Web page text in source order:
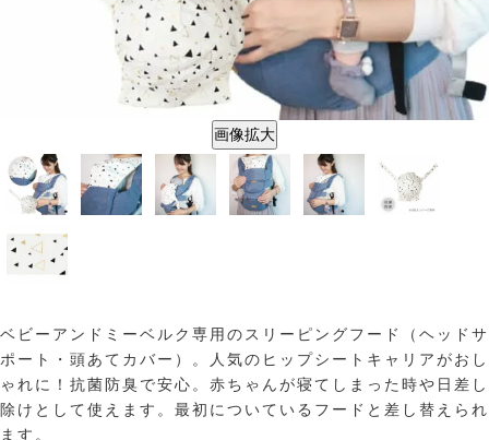
画像拡大
ベビーアンドミーベルク専用のスリーピングフード（ヘッドサ
ポート・頭あてカバー）。人気のヒップシートキャリアがおし
ゃれに！抗菌防臭で安心。赤ちゃんが寝てしまった時や日差し
除けとして使えます。最初についているフードと差し替えられ
ます。